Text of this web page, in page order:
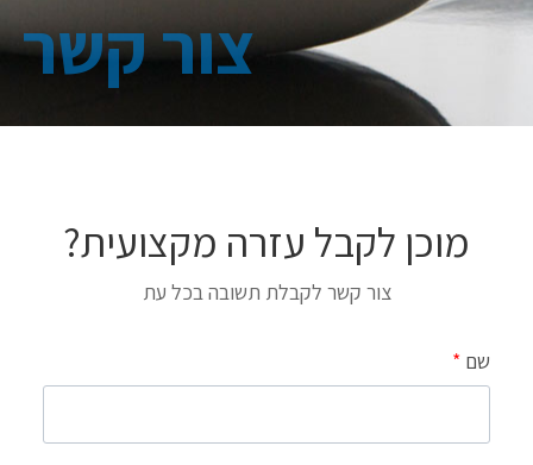
צור קשר
מוכן לקבל עזרה מקצועית?
צור קשר לקבלת תשובה בכל עת
שם *